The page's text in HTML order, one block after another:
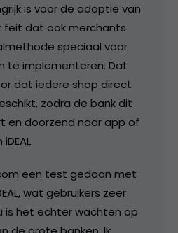
is voor de adoptie van
feit dat ook merchants
speciaal voor
te implementeren. Dat
dat iedere shop direct
zodra de bank dit
en doorzend naar app of
een test gedaan met
wat gebruikers zeer
is het echter wachten op